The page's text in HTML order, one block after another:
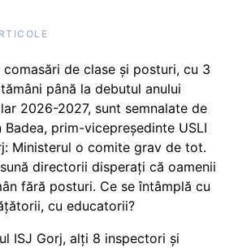
comasări de clase și posturi, cu 3
până la debutul anului
2026-2027, sunt semnalate de
Badea, prim-vicepreședinte USLI
Ministerul o comite grav de tot.
directorii disperați că oamenii
fără posturi. Ce se întâmplă cu
cu educatorii?
ISJ Gorj, alți 8 inspectori și